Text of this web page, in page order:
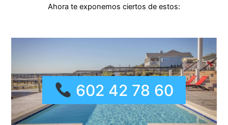
Ahora te exponemos ciertos de estos:
602 42 78 60